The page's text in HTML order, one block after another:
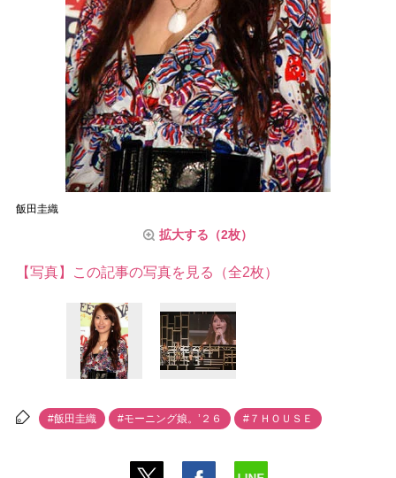
飯田圭織
拡大する（2枚）
【写真】この記事の写真を見る（全2枚）
#飯田圭織 #モーニング娘。’２６ #７ＨＯＵＳＥ